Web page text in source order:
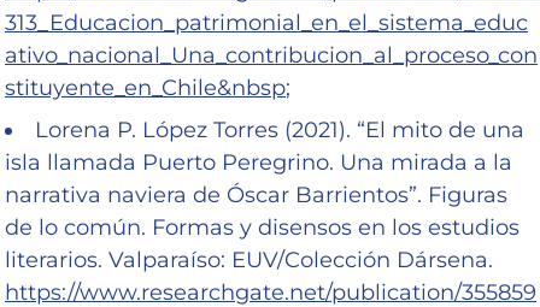
313_Educacion_patrimonial_en_el_sistema_educ
ativo_nacional_Una_contribucion_al_proceso_con
stituyente_en_Chile&nbsp;
Lorena P. López Torres (2021). “El mito de una
isla llamada Puerto Peregrino. Una mirada a la
narrativa naviera de Óscar Barrientos”. Figuras
de lo común. Formas y disensos en los estudios
literarios. Valparaíso: EUV/Colección Dársena.
https://www.researchgate.net/publication/355859